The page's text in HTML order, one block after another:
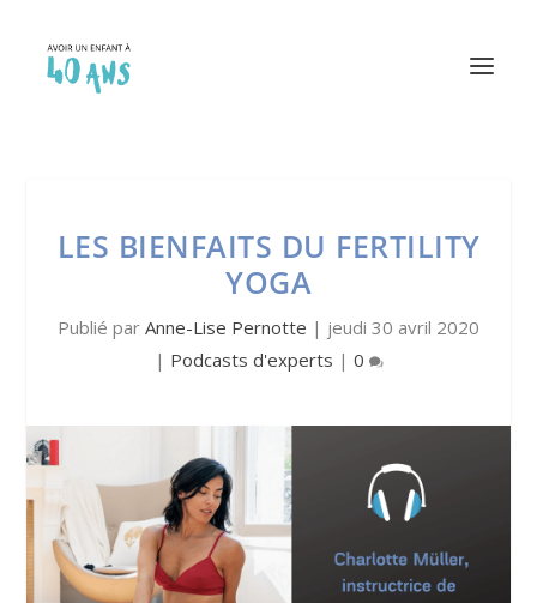
LES BIENFAITS DU FERTILITY
YOGA
Publié par Anne-Lise Pernotte | jeudi 30 avril 2020
| Podcasts d'experts | 0